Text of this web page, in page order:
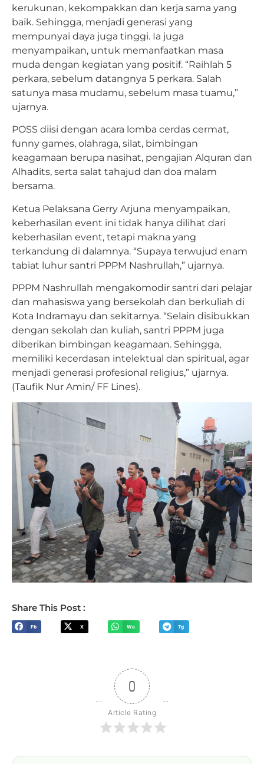
kerukunan, kekompakkan dan kerja sama yang
baik. Sehingga, menjadi generasi yang
mempunyai daya juga tinggi. Ia juga
menyampaikan, untuk memanfaatkan masa
muda dengan kegiatan yang positif. “Raihlah 5
perkara, sebelum datangnya 5 perkara. Salah
satunya masa mudamu, sebelum masa tuamu,”
ujarnya.
POSS diisi dengan acara lomba cerdas cermat,
funny games, olahraga, silat, bimbingan
keagamaan berupa nasihat, pengajian Alquran dan
Alhadits, serta salat tahajud dan doa malam
bersama.
Ketua Pelaksana Gerry Arjuna menyampaikan,
keberhasilan event ini tidak hanya dilihat dari
keberhasilan event, tetapi makna yang
terkandung di dalamnya. “Supaya terwujud enam
tabiat luhur santri PPPM Nashrullah,” ujarnya.
PPPM Nashrullah mengakomodir santri dari pelajar
dan mahasiswa yang bersekolah dan berkuliah di
Kota Indramayu dan sekitarnya. “Selain disibukkan
dengan sekolah dan kuliah, santri PPPM juga
diberikan bimbingan keagamaan. Sehingga,
memiliki kecerdasan intelektual dan spiritual, agar
menjadi generasi profesional religius,” ujarnya.
(Taufik Nur Amin/ FF Lines).
Share This Post :
Fb X Wa Tg
0
Article Rating